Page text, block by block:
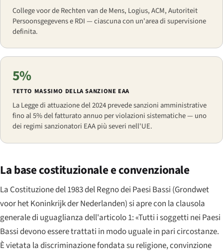
College voor de Rechten van de Mens, Logius, ACM, Autoriteit
Persoonsgegevens e RDI — ciascuna con un'area di supervisione
definita.
5%
TETTO MASSIMO DELLA SANZIONE EAA
La Legge di attuazione del 2024 prevede sanzioni amministrative
fino al 5% del fatturato annuo per violazioni sistematiche — uno
dei regimi sanzionatori EAA più severi nell'UE.
La base costituzionale e convenzionale
La Costituzione del 1983 del Regno dei Paesi Bassi (Grondwet
voor het Koninkrijk der Nederlanden) si apre con la clausola
generale di uguaglianza dell'articolo 1: «Tutti i soggetti nei Paesi
Bassi devono essere trattati in modo uguale in pari circostanze.
È vietata la discriminazione fondata su religione, convinzione